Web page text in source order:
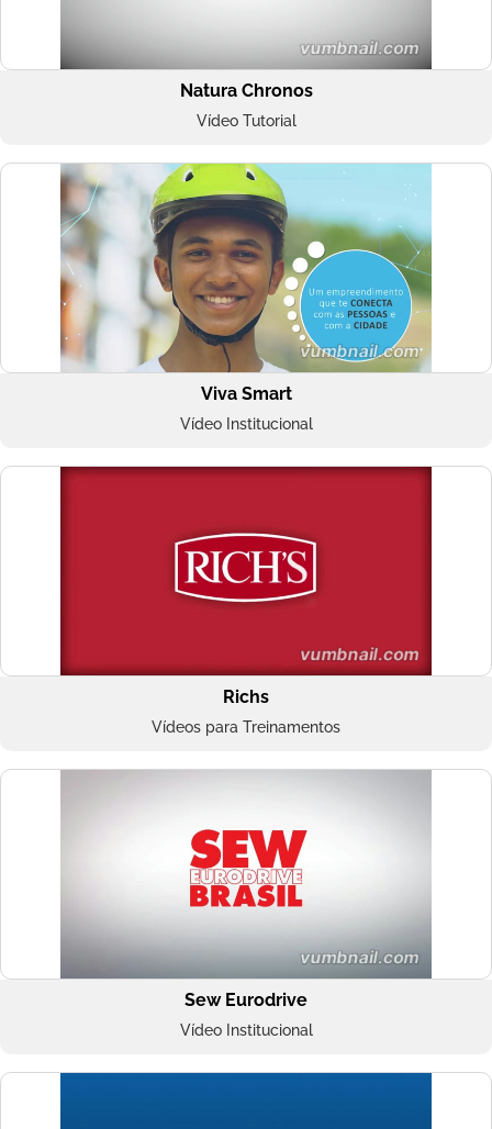
Natura Chronos
Vídeo Tutorial
Viva Smart
Vídeo Institucional
Richs
Vídeos para Treinamentos
Sew Eurodrive
Vídeo Institucional